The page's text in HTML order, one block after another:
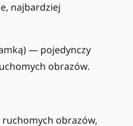
najbardziej
— pojedynczy
obrazów.
obrazów,